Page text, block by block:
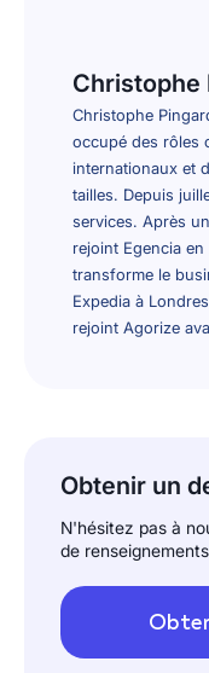
Christophe
Christophe
occupé des rôles
internationaux et
tailles. Depuis
services. Après
rejoint Egencia
transforme le
Expedia à
rejoint Agorize
Obtenir un
N'hésitez pas à
de